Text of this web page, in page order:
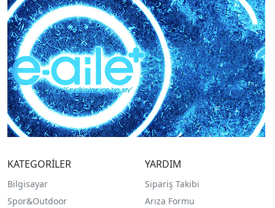
KATEGORİLER
Bilgisayar
Spor&Outdoor
YARDIM
Sipariş Takibi
Arıza Formu